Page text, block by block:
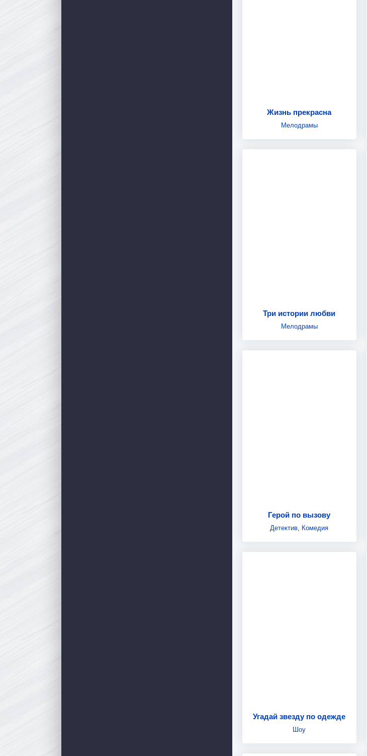
Жизнь прекрасна
Мелодрамы
Три истории любви
Мелодрамы
Герой по вызову
Детектив, Комедия
Угадай звезду по одежде
Шоу